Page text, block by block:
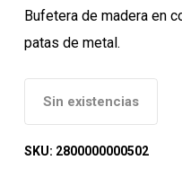
Bufetera de madera en
patas de metal.
Sin existencias
SKU: 2800000000502